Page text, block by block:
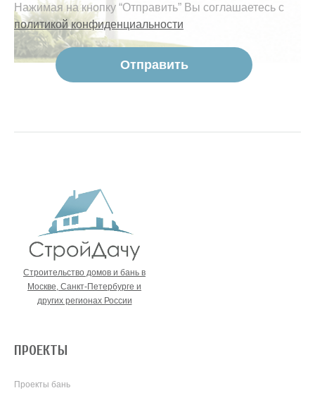
Нажимая на кнопку “Отправить” Вы соглашаетесь с
политикой конфиденциальности
Строительство домов и бань в
Москве, Санкт-Петербурге и
других регионах России
ПРОЕКТЫ
Проекты бань